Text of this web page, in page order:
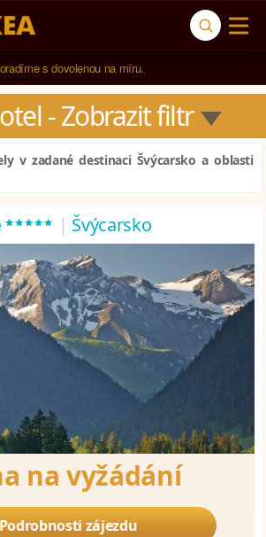
s dovolenou na míru.
na luxusní dovolenou od 100.000 Kč.
- Zobrazit filtr
v zadané destinaci Švýcarsko a oblasti
***** | Švýcarsko
na vyžádání
Podrobnosti zájezdu